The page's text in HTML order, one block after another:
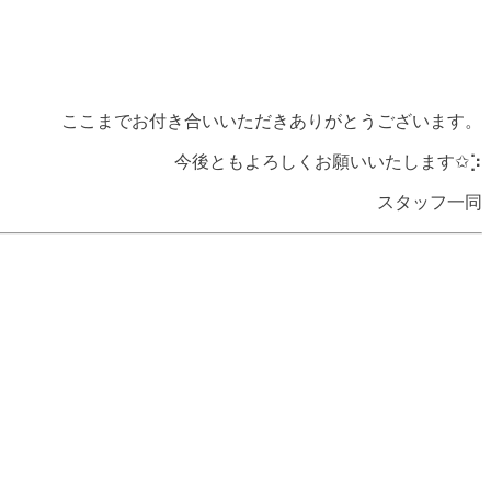
ここまでお付き合いいただきありがとうございます。
今後ともよろしくお願いいたします✩︎⡱
スタッフ一同